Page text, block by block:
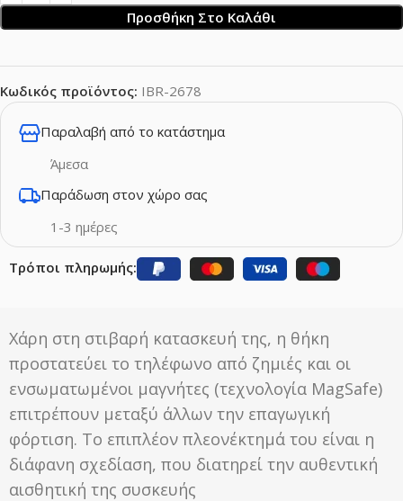
Προσθήκη Στο Καλάθι
Κωδικός προϊόντος: IBR-2678
Παραλαβή από το κατάστημα
Άμεσα
Παράδωση στον χώρο σας
1-3 ημέρες
Τρόποι πληρωμής:
Χάρη στη στιβαρή κατασκευή της, η θήκη
προστατεύει το τηλέφωνο από ζημιές και οι
ενσωματωμένοι μαγνήτες (τεχνολογία MagSafe)
επιτρέπουν μεταξύ άλλων την επαγωγική
φόρτιση. Το επιπλέον πλεονέκτημά του είναι η
διάφανη σχεδίαση, που διατηρεί την αυθεντική
αισθητική της συσκευής